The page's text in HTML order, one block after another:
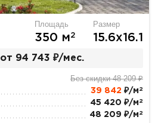
Площадь
350 м2
Размер
15.6х16.1
от 94 743 ₽/мес.
Без скидки 48 209 ₽
39 842 ₽/м 2
45 420 ₽/м 2
48 209 ₽/м 2